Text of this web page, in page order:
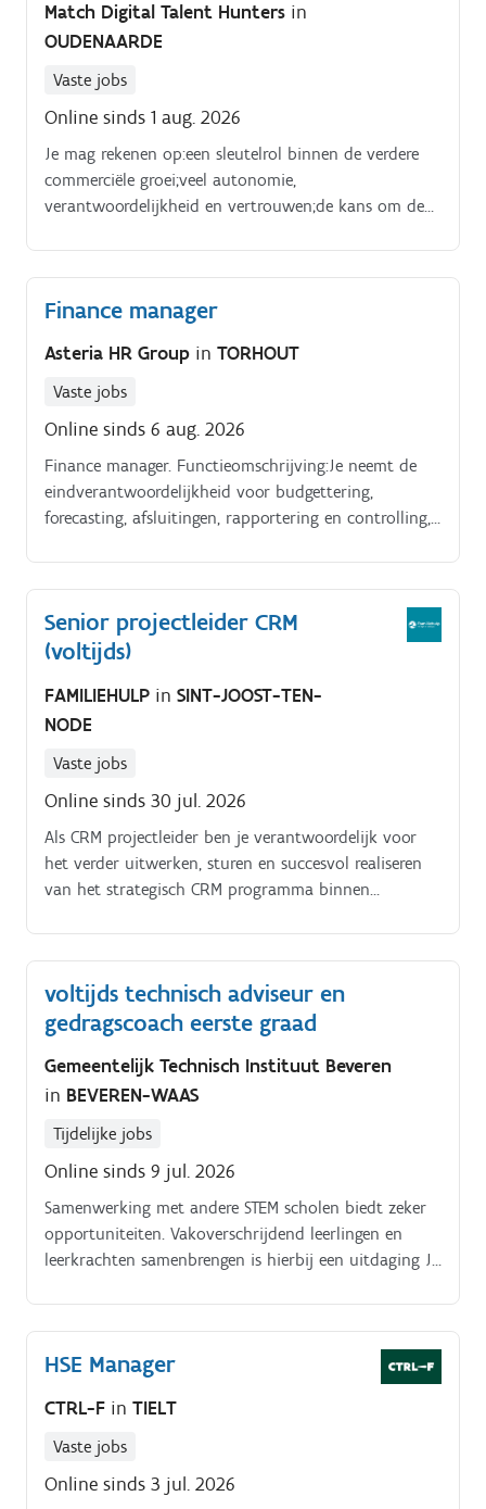
Match Digital Talent Hunters in
OUDENAARDE
Vaste jobs
Online sinds 1 aug. 2026
Je mag rekenen op:een sleutelrol binnen de verdere
commerciële groei;veel autonomie,
verantwoordelijkheid en vertrouwen;de kans om de
aantrekkelijk salarispakket;een bedrijfswagen met
tank of laadkaart;een gsm en laptop;maaltijd en
ecocheques;een flexibel uurrooster;een bonus
werkomgeving waarin goede ideeën snel opgepikt
worden.
Finance manager
Asteria HR Group in TORHOUT
Vaste jobs
Online sinds 6 aug. 2026
Finance manager. Functieomschrijving:Je neemt de
eindverantwoordelijkheid voor budgettering,
forecasting, afsluitingen, rapportering en controlling,
Senior projectleider CRM
(voltijds)
FAMILIEHULP in SINT-JOOST-TEN-
NODE
Vaste jobs
Online sinds 30 jul. 2026
Als CRM projectleider ben je verantwoordelijk voor
het verder uitwerken, sturen en succesvol realiseren
van het strategisch CRM programma binnen
naar een geïntegreerde CRM aanpak die klantgericht
werken, samenwerking en datagedreven
besluitvorming versterkt.
voltijds technisch adviseur en
gedragscoach eerste graad
Gemeentelijk Technisch Instituut Beveren
in BEVEREN-WAAS
Tijdelijke jobs
Online sinds 9 jul. 2026
Samenwerking met andere STEM scholen biedt zeker
opportuniteiten. Vakoverschrijdend leerlingen en
leerkrachten samenbrengen is hierbij een uitdaging Je
van het interventieteam Takenpakket gedragscoach
eerste graad:.
HSE Manager
CTRL-F in TIELT
Vaste jobs
Online sinds 3 jul. 2026